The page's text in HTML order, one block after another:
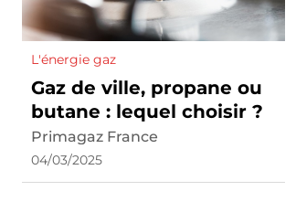
L'énergie gaz
Gaz de ville, propane ou
butane : lequel choisir ?
Primagaz France
04/03/2025